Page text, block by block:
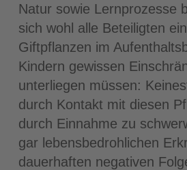
Natur sowie Lernprozesse
sich wohl alle Beteiligten
Giftpflanzen im
Kindern gewissen
unterliegen müssen:
durch Kontakt mit diesen
durch Einnahme zu
gar lebensbedrohlichen
dauerhaften negativen